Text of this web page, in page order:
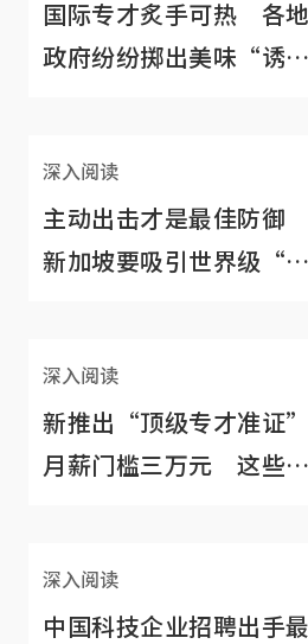
国际专才炙手可热 各地
政府纷纷掷出美味“诱
深入阅读
主动出击才是最佳防御
新加坡要吸引世界级“诸
深入阅读
新推出“顶级专才准证”
月薪门槛三万元 这些顶
深入阅读
中国科技企业招聘出手最